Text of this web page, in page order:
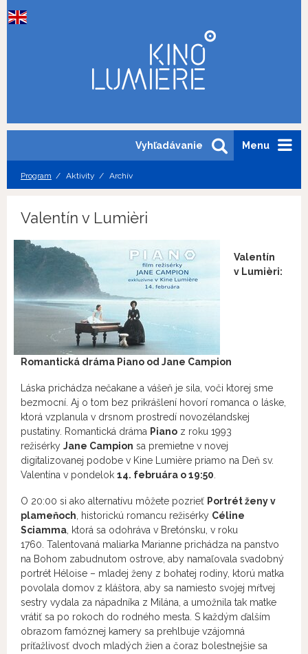
Menu
Vyhľadávanie
Program Aktivity Archív
Valentín v Lumièri
Valentín
v Lumièri:
Romantická dráma Piano od Jane Campion
Láska prichádza nečakane a vášeň je sila, voči ktorej sme
bezmocní. Aj o tom bez prikrášlení hovorí romanca o láske,
ktorá vzplanula v drsnom prostredí novozélandskej
pustatiny. Romantická dráma Piano z roku 1993
režisérky Jane Campion sa premietne v novej
digitalizovanej podobe v Kine Lumière priamo na Deň sv.
Valentína v pondelok 14. februára o 19:50
O 20:00 si ako alternatívu môžete pozrieť Portrét ženy v
plameňoch , historickú romancu režisérky Céline
Sciamma , ktorá sa odohráva v Bretónsku, v roku
1760. Talentovaná maliarka Marianne prichádza na panstvo
na Bohom zabudnutom ostrove, aby namaľovala svadobný
portrét Héloise – mladej ženy z bohatej rodiny, ktorú matka
povolala domov z kláštora, aby sa namiesto svojej mŕtvej
sestry vydala za nápadníka z Milána, a umožnila tak matke
vrátiť sa po rokoch do rodného mesta. S každým ďalším
obrazom famóznej kamery sa prehlbuje vzájomná
príťažlivosť dvoch mladých žien a čoraz bolestnejšie sa